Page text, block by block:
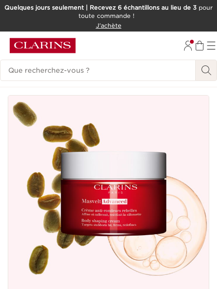
ALLER AU CONTENU
Quelques jours seulement | Recevez 6 échantillons au lieu de 3 pour
toute commande !
J'achète
Historique des recherches